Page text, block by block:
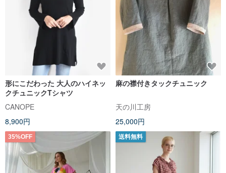
形にこだわった 大人のハイネッ
クチュニックTシャツ
CANOPE
8,900円
麻の襟付きタックチュニック
天の川工房
25,000円
35%OFF 送料無料